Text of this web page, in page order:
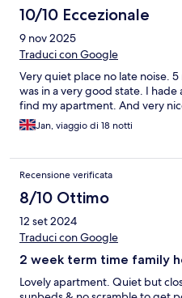
10/10 Eccezionale
9 nov 2025
Traduci con Google
Very quiet place no late noise.
was in a very good state. I
find my apartment. And very
Jan, viaggio di 18 notti
Recensione verificata
8/10 Ottimo
12 set 2024
Traduci con Google
2 week term time family
Lovely apartment. Quiet but